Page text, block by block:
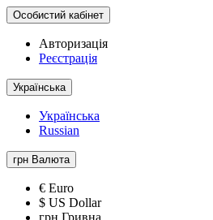
Особистий кабінет
Авторизація
Реєстрація
Українська
Українська
Russian
грн Валюта
€ Euro
$ US Dollar
грн Гривна